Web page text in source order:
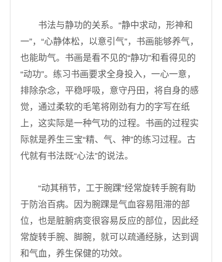
书法与静功的关系。“静中求动，形神和
一”，“心静体松，以意引气”，书画能够养气，
也能助气。书画是看不见的“静功”和看得见的
“动功”。练习书画要求全身投入，一心一意，
排除杂念，平稳呼吸，意守丹田，将自身的感
觉，通过柔软的毛笔将刚劲有力的字写在纸
上，这实际是一种气功的过程。书画的过程实
际就是养生三宝“精、气、神”的练习过程。古
代就有书法既“心法”的说法。
“动其稍节，工于腕踝”经常旋转手腕有助
于防治百病。因为腕踝是气血容易阻滞的部
位，也是脏腑病变很容易反应的部位，因此经
常旋转手腕、脚腕，就可以疏通经脉，达到调
和气血，养生保健的功效。